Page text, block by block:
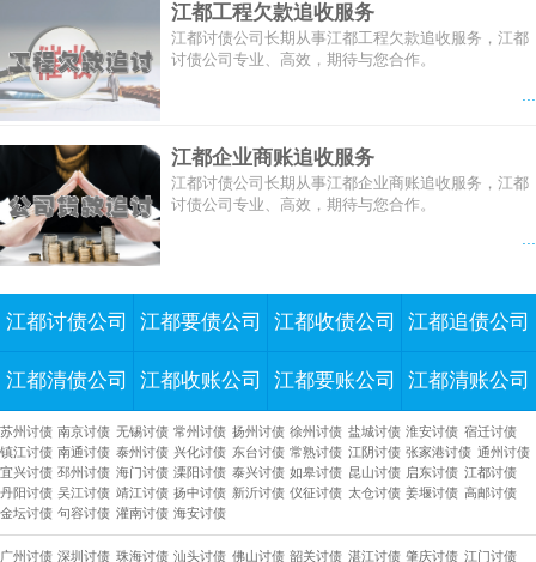
江都工程欠款追收服务
江都讨债公司长期从事江都工程欠款追收服务，江都
讨债公司专业、高效，期待与您合作。
江都企业商账追收服务
江都讨债公司长期从事江都企业商账追收服务，江都
讨债公司专业、高效，期待与您合作。
江都讨债公司 江都要债公司 江都收债公司 江都追债公司
江都清债公司 江都收账公司 江都要账公司 江都清账公司
苏州讨债 南京讨债 无锡讨债 常州讨债 扬州讨债 徐州讨债 盐城讨债 淮安讨债 宿迁讨债
镇江讨债 南通讨债 泰州讨债 兴化讨债 东台讨债 常熟讨债 江阴讨债 张家港讨债 通州讨债
宜兴讨债 邳州讨债 海门讨债 溧阳讨债 泰兴讨债 如皋讨债 昆山讨债 启东讨债 江都讨债
丹阳讨债 吴江讨债 靖江讨债 扬中讨债 新沂讨债 仪征讨债 太仓讨债 姜堰讨债 高邮讨债
金坛讨债 句容讨债 灌南讨债 海安讨债
广州讨债 深圳讨债 珠海讨债 汕头讨债 佛山讨债 韶关讨债 湛江讨债 肇庆讨债 江门讨债